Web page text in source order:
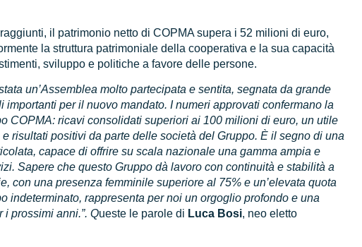
il patrimonio netto di COPMA supera i 52 milioni di euro,
la struttura patrimoniale della cooperativa e la sua capacità
sviluppo e politiche a favore delle persone.
un’Assemblea molto partecipata e sentita, segnata da grande
importanti per il nuovo mandato. I numeri approvati confermano la
COPMA: ricavi consolidati superiori ai 100 milioni di euro, un utile
risultati positivi da parte delle società del Gruppo. È il segno di una
capace di offrire su scala nazionale una gamma ampia e
Sapere che questo Gruppo dà lavoro con continuità e stabilità a
con una presenza femminile superiore al 75% e un’elevata quota
indeterminato, rappresenta per noi un orgoglio profondo e una
i prossimi anni.”. Queste le parole di Luca Bosi, neo eletto